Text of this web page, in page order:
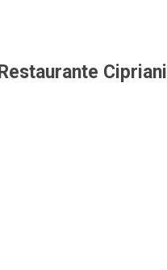
Restaurante Cipriani